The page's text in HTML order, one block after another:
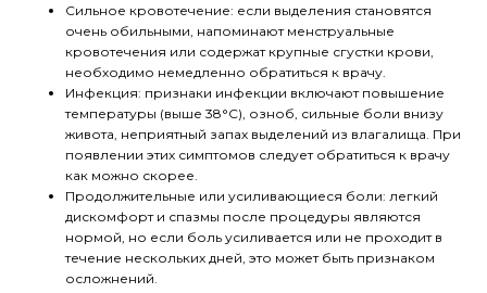
Сильное кровотечение: если выделения становятся
очень обильными, напоминают менструальные
кровотечения или содержат крупные сгустки крови,
необходимо немедленно обратиться к врачу.
Инфекция: признаки инфекции включают повышение
температуры (выше 38°C), озноб, сильные боли внизу
живота, неприятный запах выделений из влагалища. При
появлении этих симптомов следует обратиться к врачу
как можно скорее.
Продолжительные или усиливающиеся боли: легкий
дискомфорт и спазмы после процедуры являются
нормой, но если боль усиливается или не проходит в
течение нескольких дней, это может быть признаком
осложнений.